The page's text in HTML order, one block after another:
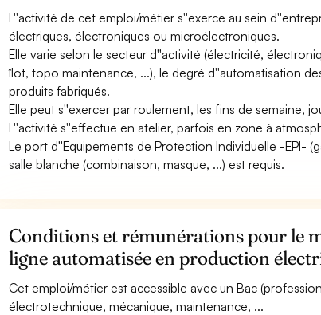
L''activité de cet emploi/métier s''exerce au sein
électriques, électroniques ou microélectroniques.
Elle varie selon le secteur d''activité (électricité,
îlot, topo maintenance, ...), le degré d''automatisation
produits fabriqués.
Elle peut s''exercer par roulement, les fins de semaine,
L''activité s''effectue en atelier, parfois en zone à
Le port d''Equipements de Protection Individuelle -EPI-
salle blanche (combinaison, masque, ...) est requis.
Conditions et rémunérations pour le
ligne automatisée en production
Cet emploi/métier est accessible avec un Bac
électrotechnique, mécanique, maintenance, ...